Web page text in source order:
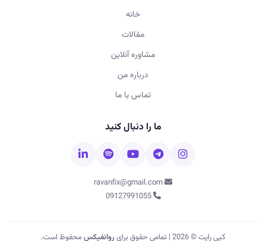
خانه
مقالات
مشاوره آنلاین
درباره من
تماس با ما
ما را دنبال کنید
09127991055
کپی رایت © 2026 | تمامی حقوق برای روانفیکسمحفوظ است.